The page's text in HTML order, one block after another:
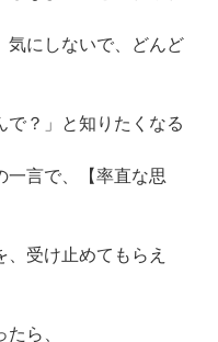
気にしないで、どんど
で？」と知りたくなる
一言で、【率直な思
、受け止めてもらえ
ら、